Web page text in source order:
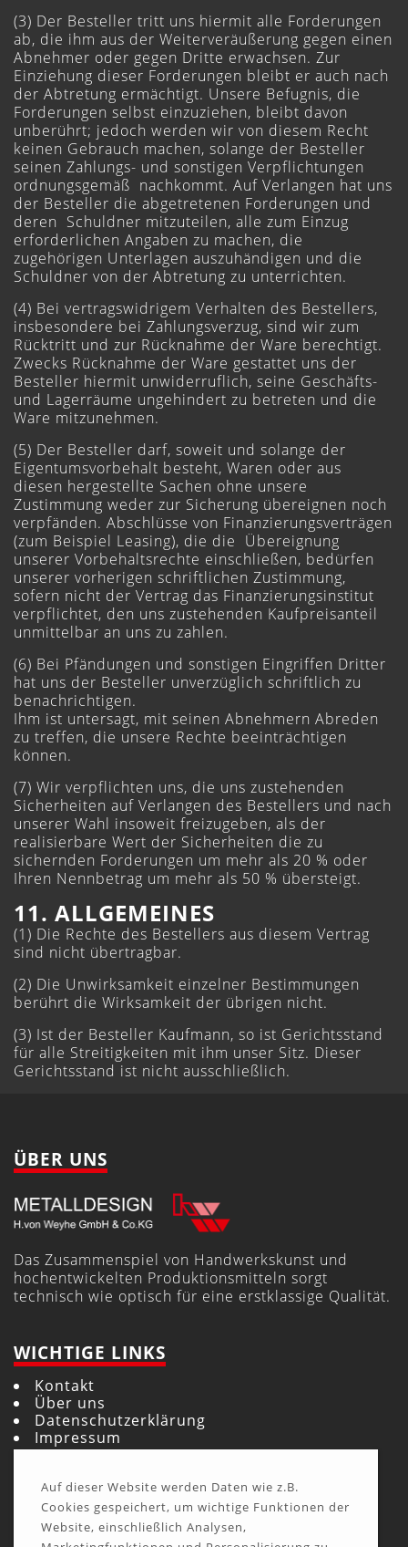
Auf dieser Website werden Daten wie z.B.
Cookies gespeichert, um wichtige Funktionen der
Website, einschließlich Analysen,
(3) Der Besteller tritt uns hiermit alle Forderungen
ab, die ihm aus der Weiterveräußerung gegen einen
Abnehmer oder gegen Dritte erwachsen. Zur
Einziehung dieser Forderungen bleibt er auch nach
der Abtretung ermächtigt. Unsere Befugnis, die
Forderungen selbst einzuziehen, bleibt davon
unberührt; jedoch werden wir von diesem Recht
keinen Gebrauch machen, solange der Besteller
seinen Zahlungs- und sonstigen Verpflichtungen
ordnungsgemäß nachkommt. Auf Verlangen hat uns
der Besteller die abgetretenen Forderungen und
deren Schuldner mitzuteilen, alle zum Einzug
erforderlichen Angaben zu machen, die
zugehörigen Unterlagen auszuhändigen und die
Schuldner von der Abtretung zu unterrichten.
(4) Bei vertragswidrigem Verhalten des Bestellers,
insbesondere bei Zahlungsverzug, sind wir zum
Rücktritt und zur Rücknahme der Ware berechtigt.
Zwecks Rücknahme der Ware gestattet uns der
Besteller hiermit unwiderruflich, seine Geschäfts-
und Lagerräume ungehindert zu betreten und die
Ware mitzunehmen.
(5) Der Besteller darf, soweit und solange der
Eigentumsvorbehalt besteht, Waren oder aus
diesen hergestellte Sachen ohne unsere
Zustimmung weder zur Sicherung übereignen noch
verpfänden. Abschlüsse von Finanzierungsverträgen
(zum Beispiel Leasing), die die Übereignung
unserer Vorbehaltsrechte einschließen, bedürfen
unserer vorherigen schriftlichen Zustimmung,
sofern nicht der Vertrag das Finanzierungsinstitut
verpflichtet, den uns zustehenden Kaufpreisanteil
unmittelbar an uns zu zahlen.
(6) Bei Pfändungen und sonstigen Eingriffen Dritter
hat uns der Besteller unverzüglich schriftlich zu
benachrichtigen.
Ihm ist untersagt, mit seinen Abnehmern Abreden
zu treffen, die unsere Rechte beeinträchtigen
können.
(7) Wir verpflichten uns, die uns zustehenden
Sicherheiten auf Verlangen des Bestellers und nach
unserer Wahl insoweit freizugeben, als der
realisierbare Wert der Sicherheiten die zu
sichernden Forderungen um mehr als 20 % oder
Ihren Nennbetrag um mehr als 50 % übersteigt.
11. ALLGEMEINES
(1) Die Rechte des Bestellers aus diesem Vertrag
sind nicht übertragbar.
(2) Die Unwirksamkeit einzelner Bestimmungen
berührt die Wirksamkeit der übrigen nicht.
(3) Ist der Besteller Kaufmann, so ist Gerichtsstand
für alle Streitigkeiten mit ihm unser Sitz. Dieser
Gerichtsstand ist nicht ausschließlich.
ÜBER UNS
Das Zusammenspiel von Handwerkskunst und
hochentwickelten Produktionsmitteln sorgt
technisch wie optisch für eine erstklassige Qualität.
WICHTIGE LINKS
Kontakt
Über uns
Datenschutzerklärung
Impressum
AGB
DAS UNTERNEHMEN